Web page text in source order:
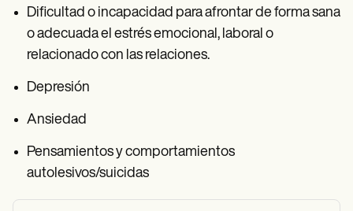
Dificultad o incapacidad para afrontar de forma sana
o adecuada el estrés emocional, laboral o
relacionado con las relaciones.
Depresión
Ansiedad
Pensamientos y comportamientos
autolesivos/suicidas